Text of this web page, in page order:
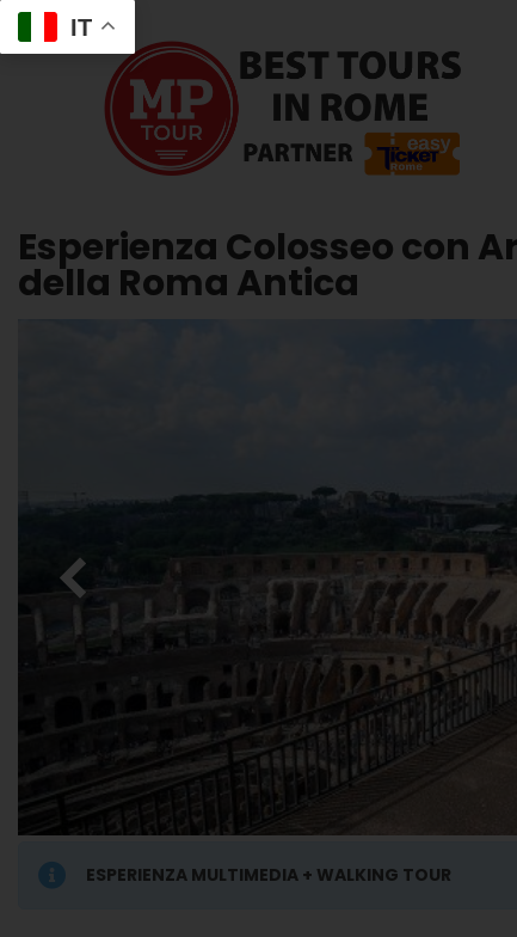
Esperienza Colosseo con
della Roma Antica
ESPERIENZA MULTIMEDIA + WALKING TOUR
IT